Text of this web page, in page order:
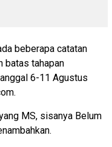
beberapa catatan
batas tahapan
6-11 Agustus
MS, sisanya Belum